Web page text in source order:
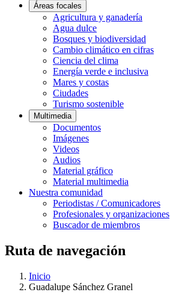
Áreas focales
Agricultura y ganadería
Agua dulce
Bosques y biodiversidad
Cambio climático en cifras
Ciencia del clima
Energía verde e inclusiva
Mares y costas
Ciudades
Turismo sostenible
Multimedia
Documentos
Imágenes
Videos
Audios
Material gráfico
Material multimedia
Nuestra comunidad
Periodistas / Comunicadores
Profesionales y organizaciones
Buscador de miembros
Ruta de navegación
Inicio
Guadalupe Sánchez Granel